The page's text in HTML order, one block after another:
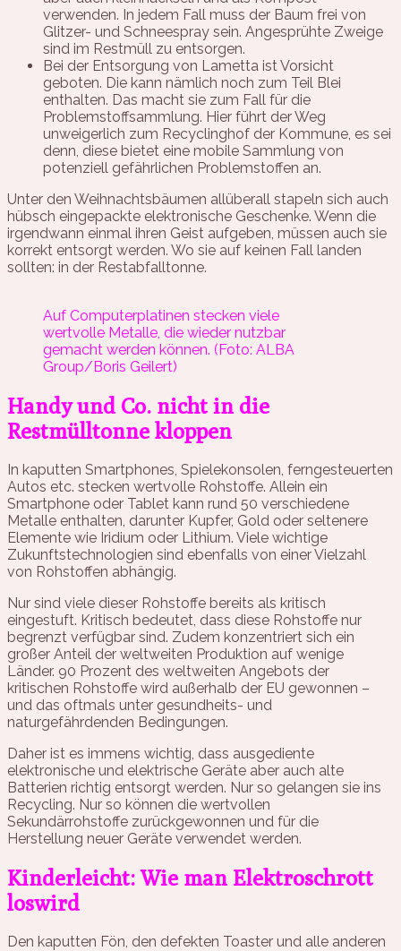
verwenden. In jedem Fall muss der Baum frei von
Glitzer- und Schneespray sein. Angesprühte Zweige
sind im Restmüll zu entsorgen.
Bei der Entsorgung von Lametta ist Vorsicht
geboten. Die kann nämlich noch zum Teil Blei
enthalten. Das macht sie zum Fall für die
Problemstoffsammlung. Hier führt der Weg
unweigerlich zum Recyclinghof der Kommune, es sei
denn, diese bietet eine mobile Sammlung von
potenziell gefährlichen Problemstoffen an.
Unter den Weihnachtsbäumen allüberall stapeln sich auch
hübsch eingepackte elektronische Geschenke. Wenn die
irgendwann einmal ihren Geist aufgeben, müssen auch sie
korrekt entsorgt werden. Wo sie auf keinen Fall landen
sollten: in der Restabfalltonne.
Auf Computerplatinen stecken viele
wertvolle Metalle, die wieder nutzbar
gemacht werden können. (Foto: ALBA
Group/Boris Geilert)
Handy und Co. nicht in die
Restmülltonne kloppen
In kaputten Smartphones, Spielekonsolen, ferngesteuerten
Autos etc. stecken wertvolle Rohstoffe. Allein ein
Smartphone oder Tablet kann rund 50 verschiedene
Metalle enthalten, darunter Kupfer, Gold oder seltenere
Elemente wie Iridium oder Lithium. Viele wichtige
Zukunftstechnologien sind ebenfalls von einer Vielzahl
von Rohstoffen abhängig.
Nur sind viele dieser Rohstoffe bereits als kritisch
eingestuft. Kritisch bedeutet, dass diese Rohstoffe nur
begrenzt verfügbar sind. Zudem konzentriert sich ein
großer Anteil der weltweiten Produktion auf wenige
Länder. 90 Prozent des weltweiten Angebots der
kritischen Rohstoffe wird außerhalb der EU gewonnen –
und das oftmals unter gesundheits- und
naturgefährdenden Bedingungen.
Daher ist es immens wichtig, dass ausgediente
elektronische und elektrische Geräte aber auch alte
Batterien richtig entsorgt werden. Nur so gelangen sie ins
Recycling. Nur so können die wertvollen
Sekundärrohstoffe zurückgewonnen und für die
Herstellung neuer Geräte verwendet werden.
Kinderleicht: Wie man Elektroschrott
loswird
Den kaputten Fön, den defekten Toaster und alle anderen